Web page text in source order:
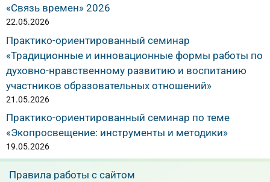
«Связь времен» 2026
22.05.2026
Практико-ориентированный семинар
«Традиционные и инновационные формы работы по
духовно-нравственному развитию и воспитанию
участников образовательных отношений»
21.05.2026
Практико-ориентированный семинар по теме
«Экопросвещение: инструменты и методики»
19.05.2026
Правила работы с сайтом